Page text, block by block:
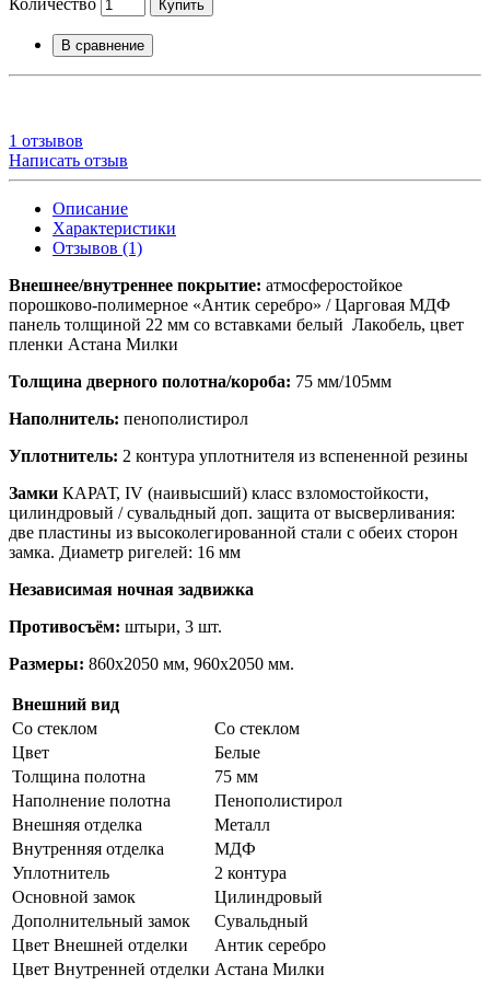
Купить
В сравнение
1 отзывов
Написать отзыв
Описание
Характеристики
Отзывов (1)
Внешнее/внутреннее покрытие: атмосферостойкое
порошково-полимерное «Антик серебро» / Царговая МДФ
панель толщиной 22 мм со вставками белый Лакобель, цвет
пленки Астана Милки
Толщина дверного полотна/короба: 75 мм/105мм
Наполнитель: пенополистирол
Уплотнитель: 2 контура уплотнителя из вспененной резины
Замки КАРАТ, IV (наивысший) класс взломостойкости,
цилиндровый / сувальдный доп. защита от высверливания:
две пластины из высоколегированной стали с обеих сторон
замка. Диаметр ригелей: 16 мм
Независимая ночная задвижка
Противосъём: штыри, 3 шт.
Размеры: 860х2050 мм, 960х2050 мм.
Внешний вид
Со стеклом
Со стеклом
Цвет
Белые
Толщина полотна
75 мм
Наполнение полотна
Пенополистирол
Внешняя отделка
Металл
Внутренняя отделка
МДФ
Уплотнитель
2 контура
Основной замок
Цилиндровый
Дополнительный замок
Сувальдный
Цвет Внешней отделки
Антик серебро
Цвет Внутренней отделки Астана Милки